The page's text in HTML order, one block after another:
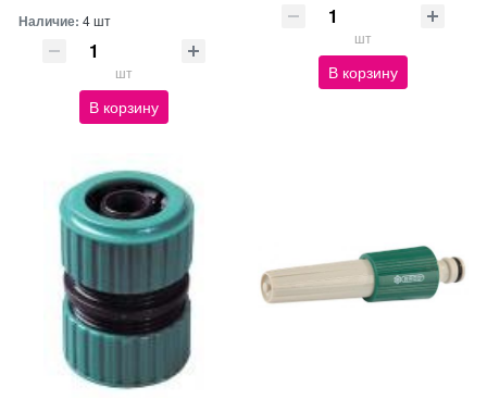
Наличие: 4 шт
шт
В корзину
шт
В корзину